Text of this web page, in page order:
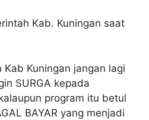
Kab. Kuningan saat
Kuningan jangan lagi
SURGA kepada
program itu betul
BAYAR yang menjadi